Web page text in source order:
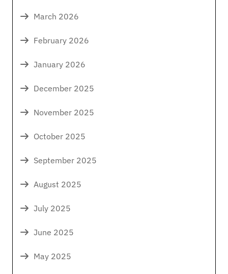
March 2026
February 2026
January 2026
December 2025
November 2025
October 2025
September 2025
August 2025
July 2025
June 2025
May 2025